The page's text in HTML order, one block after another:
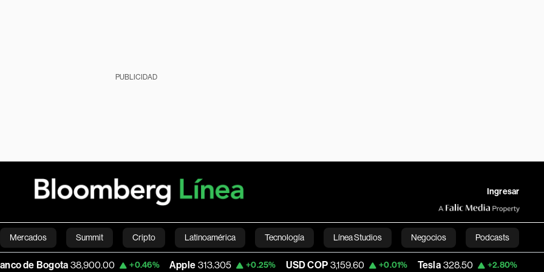
PUBLICIDAD
Ingresar
Mercados Summit Cripto Latinoamérica Tecnología Línea Studios Negocios Podcasts
Economía Estilo de vida Mundo Videos English
38,900.00 +0.46% Apple 313.305 +0.25% USD COP 3,159.60 +0.01% Tesla 328.50 +2.80% Space X